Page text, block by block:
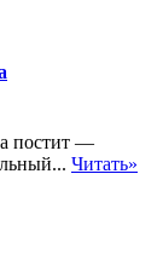
постит —
Читать»